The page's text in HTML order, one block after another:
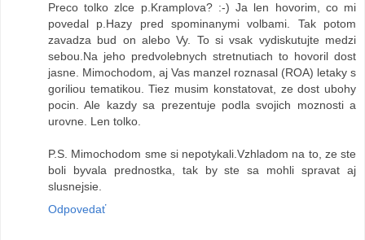
Preco tolko zlce p.Kramplova? :-) Ja len hovorim, co mi
povedal p.Hazy pred spominanymi volbami. Tak potom
zavadza bud on alebo Vy. To si vsak vydiskutujte medzi
sebou.Na jeho predvolebnych stretnutiach to hovoril dost
jasne. Mimochodom, aj Vas manzel roznasal (ROA) letaky s
goriliou tematikou. Tiez musim konstatovat, ze dost ubohy
pocin. Ale kazdy sa prezentuje podla svojich moznosti a
urovne. Len tolko.
P.S. Mimochodom sme si nepotykali.Vzhladom na to, ze ste
boli byvala prednostka, tak by ste sa mohli spravat aj
slusnejsie.
Odpovedať